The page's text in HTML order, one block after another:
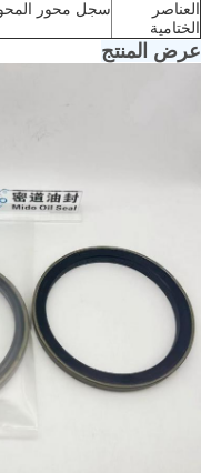
العناصر
الختامية
سجل محور
عرض المنتج